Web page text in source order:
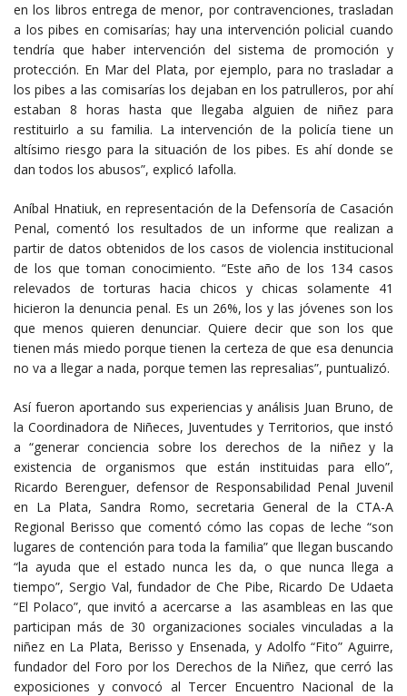
en los libros entrega de menor, por contravenciones, trasladan
a los pibes en comisarías; hay una intervención policial cuando
tendría que haber intervención del sistema de promoción y
protección. En Mar del Plata, por ejemplo, para no trasladar a
los pibes a las comisarías los dejaban en los patrulleros, por ahí
estaban 8 horas hasta que llegaba alguien de niñez para
restituirlo a su familia. La intervención de la policía tiene un
altísimo riesgo para la situación de los pibes. Es ahí donde se
dan todos los abusos”, explicó Iafolla.
Aníbal Hnatiuk, en representación de la Defensoría de Casación
Penal, comentó los resultados de un informe que realizan a
partir de datos obtenidos de los casos de violencia institucional
de los que toman conocimiento. “Este año de los 134 casos
relevados de torturas hacia chicos y chicas solamente 41
hicieron la denuncia penal. Es un 26%, los y las jóvenes son los
que menos quieren denunciar. Quiere decir que son los que
tienen más miedo porque tienen la certeza de que esa denuncia
no va a llegar a nada, porque temen las represalias”, puntualizó.
Así fueron aportando sus experiencias y análisis Juan Bruno, de
la Coordinadora de Niñeces, Juventudes y Territorios, que instó
a “generar conciencia sobre los derechos de la niñez y la
existencia de organismos que están instituidas para ello”,
Ricardo Berenguer, defensor de Responsabilidad Penal Juvenil
en La Plata, Sandra Romo, secretaria General de la CTA-A
Regional Berisso que comentó cómo las copas de leche “son
lugares de contención para toda la familia” que llegan buscando
“la ayuda que el estado nunca les da, o que nunca llega a
tiempo”, Sergio Val, fundador de Che Pibe, Ricardo De Udaeta
“El Polaco”, que invitó a acercarse a las asambleas en las que
participan más de 30 organizaciones sociales vinculadas a la
niñez en La Plata, Berisso y Ensenada, y Adolfo “Fito” Aguirre,
fundador del Foro por los Derechos de la Niñez, que cerró las
exposiciones y convocó al Tercer Encuentro Nacional de la